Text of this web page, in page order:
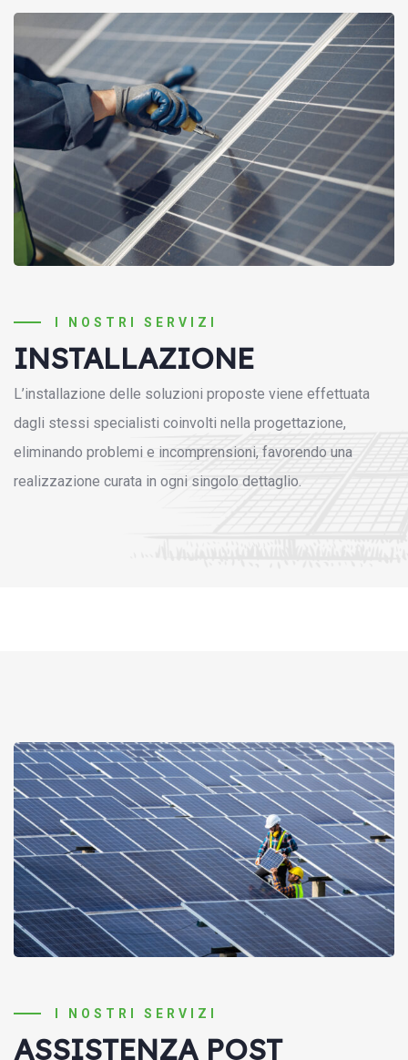
Search:
I NOSTRI SERVIZI
INSTALLAZIONE
L’installazione delle soluzioni proposte viene effettuata
dagli stessi specialisti coinvolti nella progettazione,
eliminando problemi e incomprensioni, favorendo una
realizzazione curata in ogni singolo dettaglio.
I NOSTRI SERVIZI
ASSISTENZA POST